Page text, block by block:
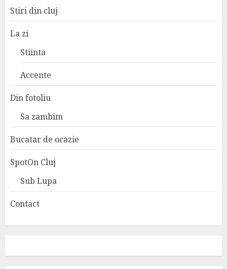
Stiri din cluj
La zi
Stiinta
Accente
Din fotoliu
Sa zambim
Bucatar de ocazie
SpotOn Cluj
Sub Lupa
Contact